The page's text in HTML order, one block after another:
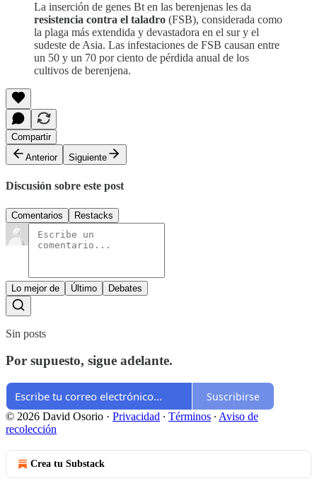
La inserción de genes Bt en las berenjenas les da
resistencia contra el taladro (FSB), considerada como
la plaga más extendida y devastadora en el sur y el
sudeste de Asia. Las infestaciones de FSB causan entre
un 50 y un 70 por ciento de pérdida anual de los
cultivos de berenjena.
Compartir
Anterior
Siguiente
Discusión sobre este post
Comentarios Restacks
Lo mejor de Último Debates
Sin posts
Por supuesto, sigue adelante.
Suscribirse
© 2026 David Osorio · Privacidad ∙ Términos ∙ Aviso de
recolección
Crea tu Substack